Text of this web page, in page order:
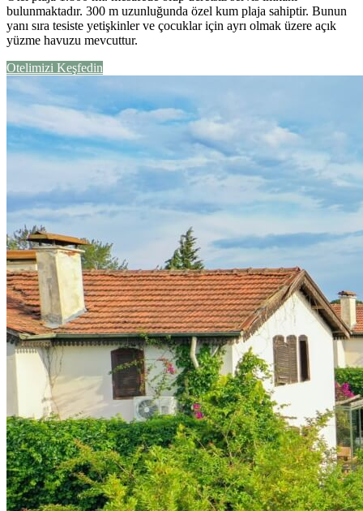
bulunmaktadır. 300 m uzunluğunda özel kum plaja sahiptir. Bunun
yanı sıra tesiste yetişkinler ve çocuklar için ayrı olmak üzere açık
yüzme havuzu mevcuttur.
Otelimizi Keşfedin